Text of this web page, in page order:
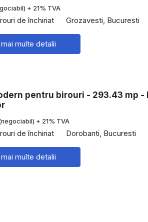
+ 21% TVA
de închiriat Grozavesti, Bucuresti
multe detalii
pentru birouri - 293.43 mp -
+ 21% TVA
de închiriat Dorobanti, Bucuresti
multe detalii